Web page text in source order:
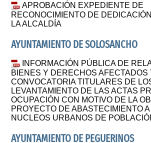
APROBACIÓN EXPEDIENTE DE
RECONOCIMIENTO DE
LA ALCALDÍA
AYUNTAMIENTO DE SOLOSANCHO
INFORMACIÓN PÚBLICA DE
BIENES Y DERECHOS AFECTADOS
CONVOCATORIA TITULARES DE
LEVANTAMIENTO DE LAS ACTAS
OCUPACIÓN CON MOTIVO DE LA
PROYECTO DE ABASTECIMIENTO
NUCLEOS URBANOS DE
AYUNTAMIENTO DE PEGUERINOS